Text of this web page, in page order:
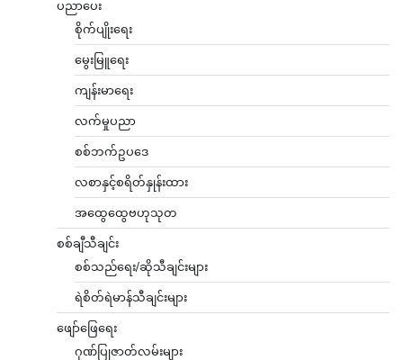
ပညာပေး
စိုက်ပျိုးရေး
မွေးမြူရေး
ကျန်းမာရေး
လက်မှုပညာ
စစ်ဘက်ဥပဒေ
လစာနှင့်စရိတ်နှုန်းထား
အထွေထွေဗဟုသုတ
စစ်ချီသီချင်း
စစ်သည်ရေး/ဆိုသီချင်းများ
ရဲစိတ်ရဲမာန်သီချင်းများ
ဖျော်ဖြေရေး
ဂုဏ်ပြုဇာတ်လမ်းများ